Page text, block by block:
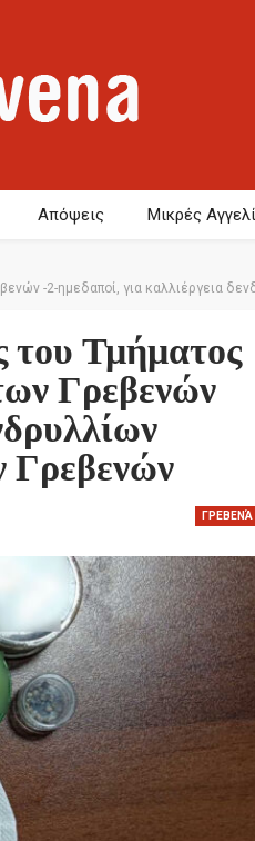
Απόψεις Μικρές
-2-ημεδαποί, για καλλιέργεια
του Τμήματος
Γρεβενών
Γρεβενών
ΓΡΕΒΕΝΆ